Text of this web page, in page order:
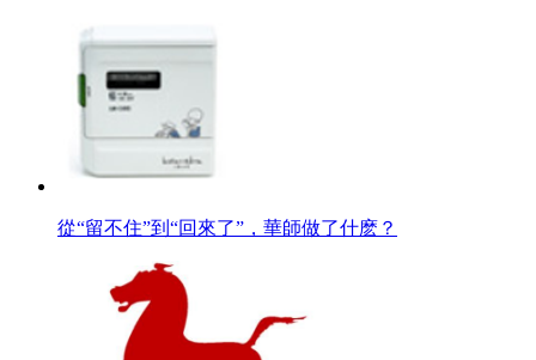
從“留不住”到“回來了”，華師做了什麽？